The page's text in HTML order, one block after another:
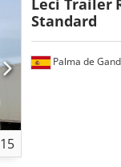
15
Palma de
Leci Trailer
Standard